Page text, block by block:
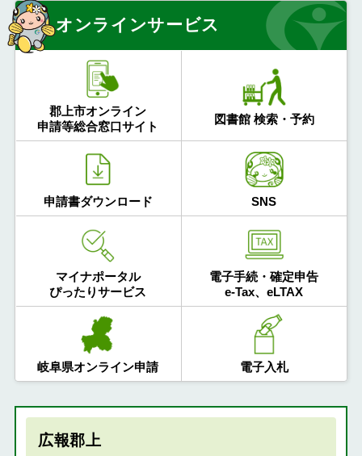
オンラインサービス
郡上市オンライン
申請等総合窓口サイト
図書館 検索・予約
申請書ダウンロード SNS
マイナポータル
ぴったりサービス
電子手続・確定申告
e-Tax、eLTAX
岐阜県オンライン申請 電子入札
広報郡上